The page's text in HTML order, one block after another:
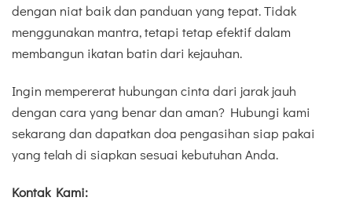
dengan niat baik dan panduan yang tepat. Tidak
menggunakan mantra, tetapi tetap efektif dalam
membangun ikatan batin dari kejauhan.
Ingin mempererat hubungan cinta dari jarak jauh
dengan cara yang benar dan aman? Hubungi kami
sekarang dan dapatkan doa pengasihan siap pakai
yang telah di siapkan sesuai kebutuhan Anda.
Kontak Kami: